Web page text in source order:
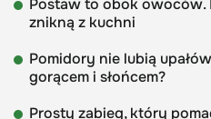
Postaw to obok
znikną z kuchni
Pomidory nie lubią
gorącem i słońcem?
Prosty zabieg, który